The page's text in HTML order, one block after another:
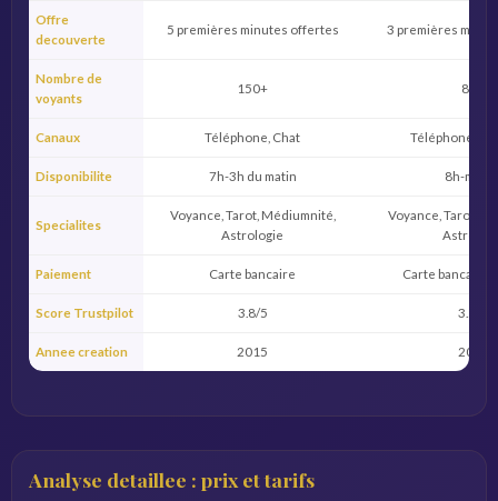
Offre
decouverte
5 premières minutes offertes 3 premières
Nombre de
voyants
150+ 80+
Canaux Téléphone, Chat Téléphone,
Disponibilite 7h-3h du matin 8h-
Specialites
Voyance, Tarot, Médiumnité,
Astrologie
Voyance, Tarot,
Paiement Carte bancaire Carte bancaire,
Score Trustpilot 3.8/5 3.5/5
Annee creation 2015 2018
Analyse detaillee : prix et tarifs